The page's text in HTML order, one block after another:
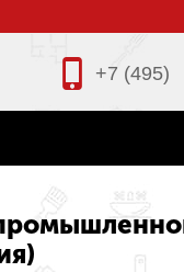
+7 (495)